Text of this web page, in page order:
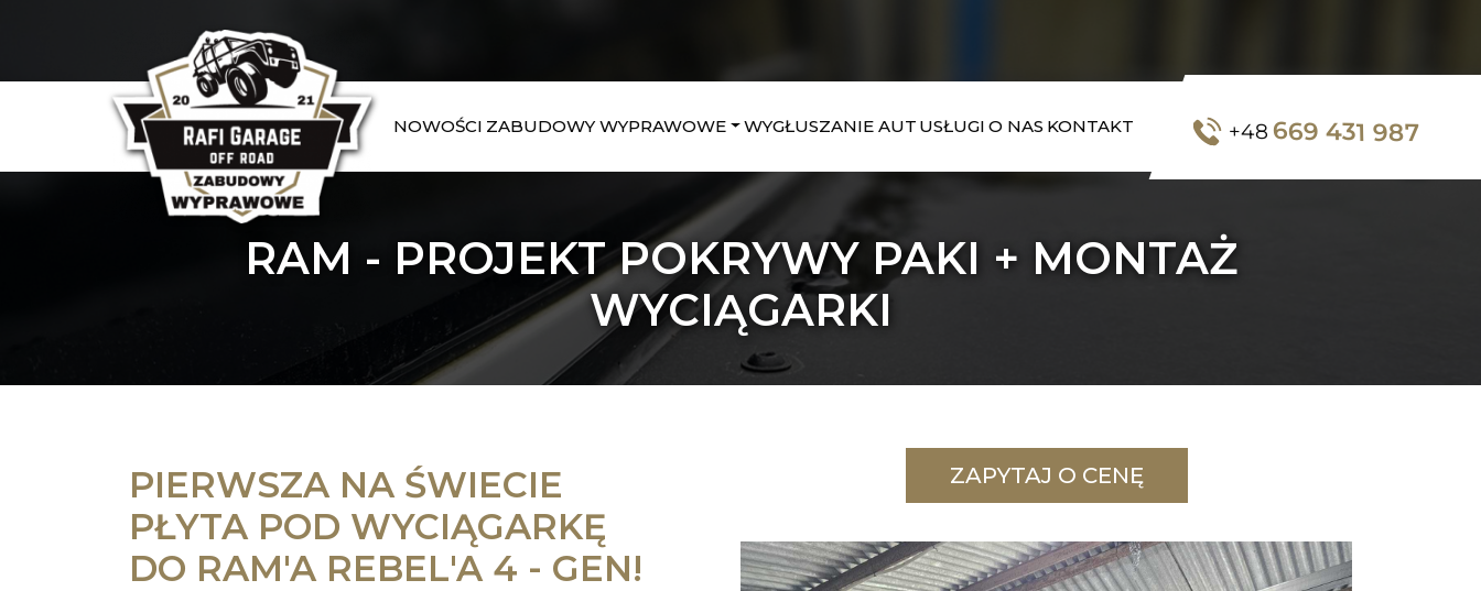
NOWOŚCI ZABUDOWY WYPRAWOWE WYGŁUSZANIE AUT USŁUGI O NAS KONTAKT +48669 431 987
RAM - PROJEKT POKRYWY PAKI + MONTAŻ
WYCIĄGARKI
PIERWSZA NA ŚWIECIE
PŁYTA POD WYCIĄGARKĘ
DO RAM'A REBEL'A 4 - GEN!
ZAPYTAJ O CENĘ